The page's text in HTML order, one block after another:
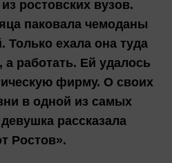
ростовских вузов.
паковала чемоданы
Только ехала она туда
работать. Ей удалось
фирму. О своих
в одной из самых
рассказала
Ростов».